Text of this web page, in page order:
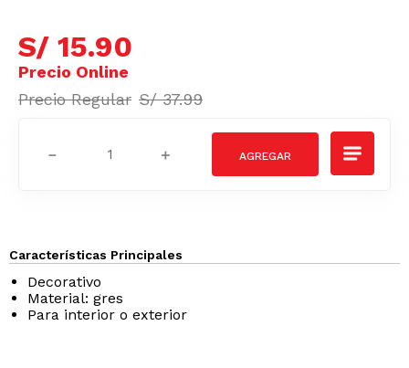
S/ 15.90
S/ 37.99
＋
－
Características Principales
Decorativo
Material: gres
Para interior o exterior